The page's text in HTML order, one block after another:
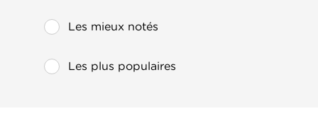
Les mieux notés
Les plus populaires